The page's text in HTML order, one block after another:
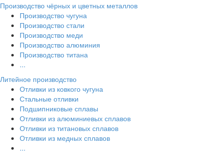
Производство чёрных и цветных металлов
Производство чугуна
Производство стали
Производство меди
Производство алюминия
Производство титана
...
Литейное производство
Отливки из ковкого чугуна
Стальные отливки
Подшипниковые сплавы
Отливки из алюминиевых сплавов
Отливки из титановых сплавов
Отливки из медных сплавов
...